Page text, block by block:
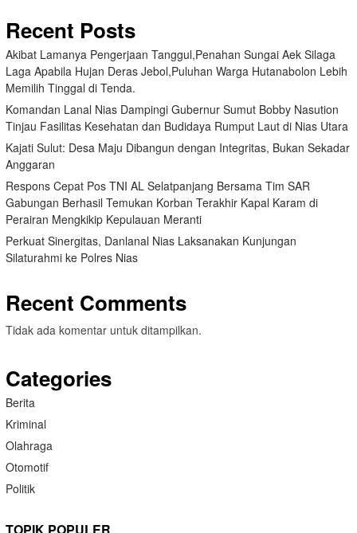
Recent Posts
Akibat Lamanya Pengerjaan Tanggul,Penahan Sungai Aek Silaga
Laga Apabila Hujan Deras Jebol,Puluhan Warga Hutanabolon Lebih
Memilih Tinggal di Tenda.
Komandan Lanal Nias Dampingi Gubernur Sumut Bobby Nasution
Tinjau Fasilitas Kesehatan dan Budidaya Rumput Laut di Nias Utara
Kajati Sulut: Desa Maju Dibangun dengan Integritas, Bukan Sekadar
Anggaran
Respons Cepat Pos TNI AL Selatpanjang Bersama Tim SAR
Gabungan Berhasil Temukan Korban Terakhir Kapal Karam di
Perairan Mengkikip Kepulauan Meranti
Perkuat Sinergitas, Danlanal Nias Laksanakan Kunjungan
Silaturahmi ke Polres Nias
Recent Comments
Tidak ada komentar untuk ditampilkan.
Categories
Berita
Kriminal
Olahraga
Otomotif
Politik